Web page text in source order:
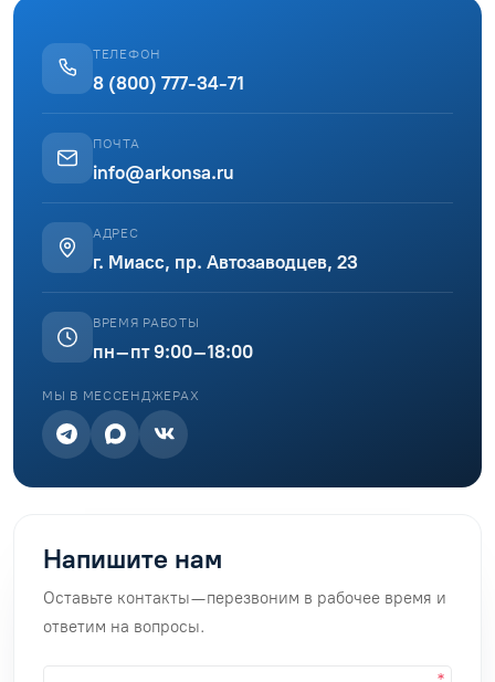
ТЕЛЕФОН
8 (800) 777-34-71
ПОЧТА
info@arkonsa.ru
АДРЕС
г. Миасс, пр. Автозаводцев, 23
ВРЕМЯ РАБОТЫ
пн–пт 9:00–18:00
МЫ В МЕССЕНДЖЕРАХ
Напишите нам
Оставьте контакты — перезвоним в рабочее время и
ответим на вопросы.